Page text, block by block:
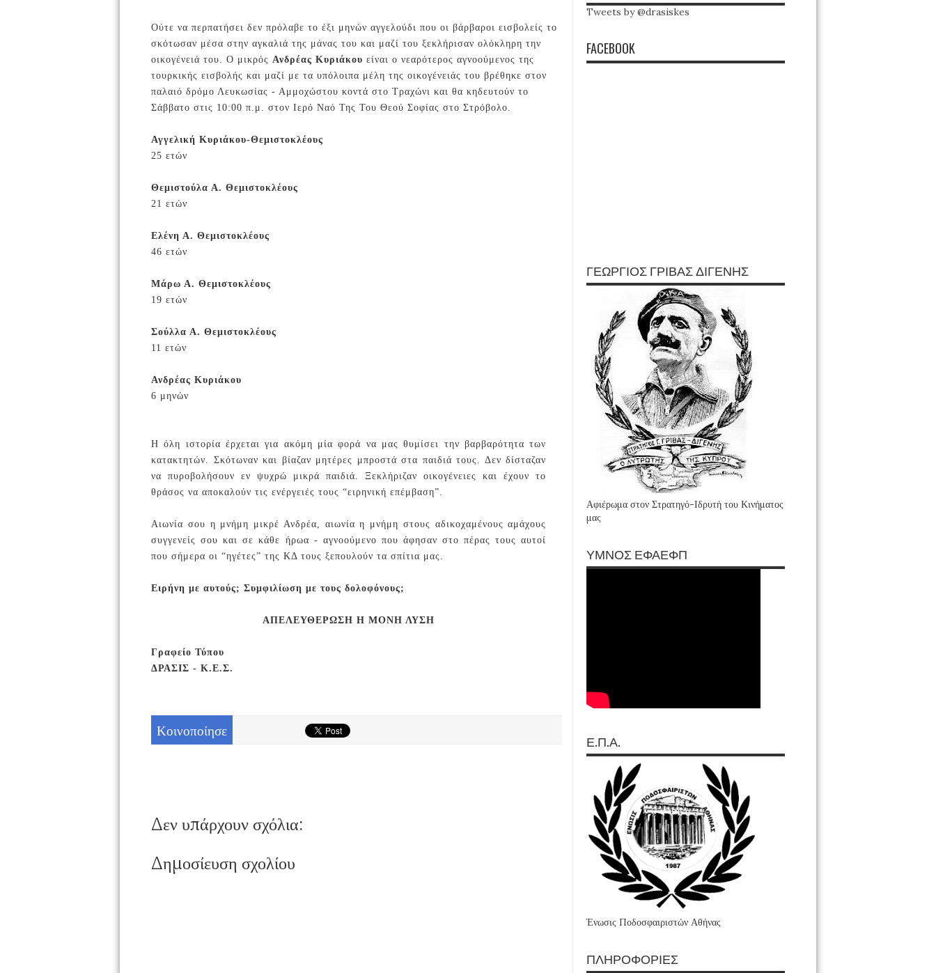
Ούτε να περπατήσει δεν πρόλαβε το έξι μηνών αγγελούδι που οι βάρβαροι εισβολείς το
σκότωσαν μέσα στην αγκαλιά της μάνας του και μαζί του ξεκλήρισαν ολόκληρη την
οικογένειά του. Ο μικρός Ανδρέας Κυριάκου είναι ο νεαρότερος αγνοούμενος της
τουρκικής εισβολής και μαζί με τα υπόλοιπα μέλη της οικογένειάς του βρέθηκε στον
παλαιό δρόμο Λευκωσίας - Αμμοχώστου κοντά στο Τραχώνι και θα κηδευτούν το
Σάββατο στις 10:00 π.μ. στον Ιερό Ναό Της Του Θεού Σοφίας στο Στρόβολο.
Αγγελική Κυριάκου-Θεμιστοκλέους
25 ετών
Θεμιστούλα Α. Θεμιστοκλέους
21 ετών
Ελένη Α. Θεμιστοκλέους
46 ετών
Μάρω Α. Θεμιστοκλέους
19 ετών
Σούλλα Α. Θεμιστοκλέους
11 ετών
Ανδρέας Κυριάκου
6 μηνών
Η όλη ιστορία έρχεται για ακόμη μία φορά να μας θυμίσει την βαρβαρότητα των
κατακτητών. Σκότωναν και βίαζαν μητέρες μπροστά στα παιδιά τους. Δεν δίσταζαν
να πυροβολήσουν εν ψυχρώ μικρά παιδιά. Ξεκλήριζαν οικογένειες και έχουν το
θράσος να αποκαλούν τις ενέργειές τους “ειρηνική επέμβαση”.
Αιωνία σου η μνήμη μικρέ Ανδρέα, αιωνία η μνήμη στους αδικοχαμένους αμάχους
συγγενείς σου και σε κάθε ήρωα - αγνοούμενο που άφησαν στο πέρας τους αυτοί
που σήμερα οι “ηγέτες” της ΚΔ τους ξεπουλούν τα σπίτια μας.
Ειρήνη με αυτούς; Συμφιλίωση με τους δολοφόνους;
ΑΠΕΛΕΥΘΕΡΩΣΗ Η ΜΟΝΗ ΛΥΣΗ
Γραφείο Τύπου
ΔΡΑΣΙΣ - Κ.Ε.Σ.
Κοινοποίησε
Δεν υπάρχουν σχόλια:
Δημοσίευση σχολίου
Tweets by @drasiskes
FACEBOOK
ΓΕΩΡΓΙΟΣ ΓΡΙΒΑΣ ΔΙΓΕΝΗΣ
Αφιέρωμα στον Στρατηγό-Ιδρυτή του Κινήματος
μας
ΥΜΝΟΣ ΕΦΑΕΦΠ
Ε.Π.Α.
Ένωσις Ποδοσφαιριστών Αθήνας
ΠΛΗΡΟΦΟΡΙΕΣ